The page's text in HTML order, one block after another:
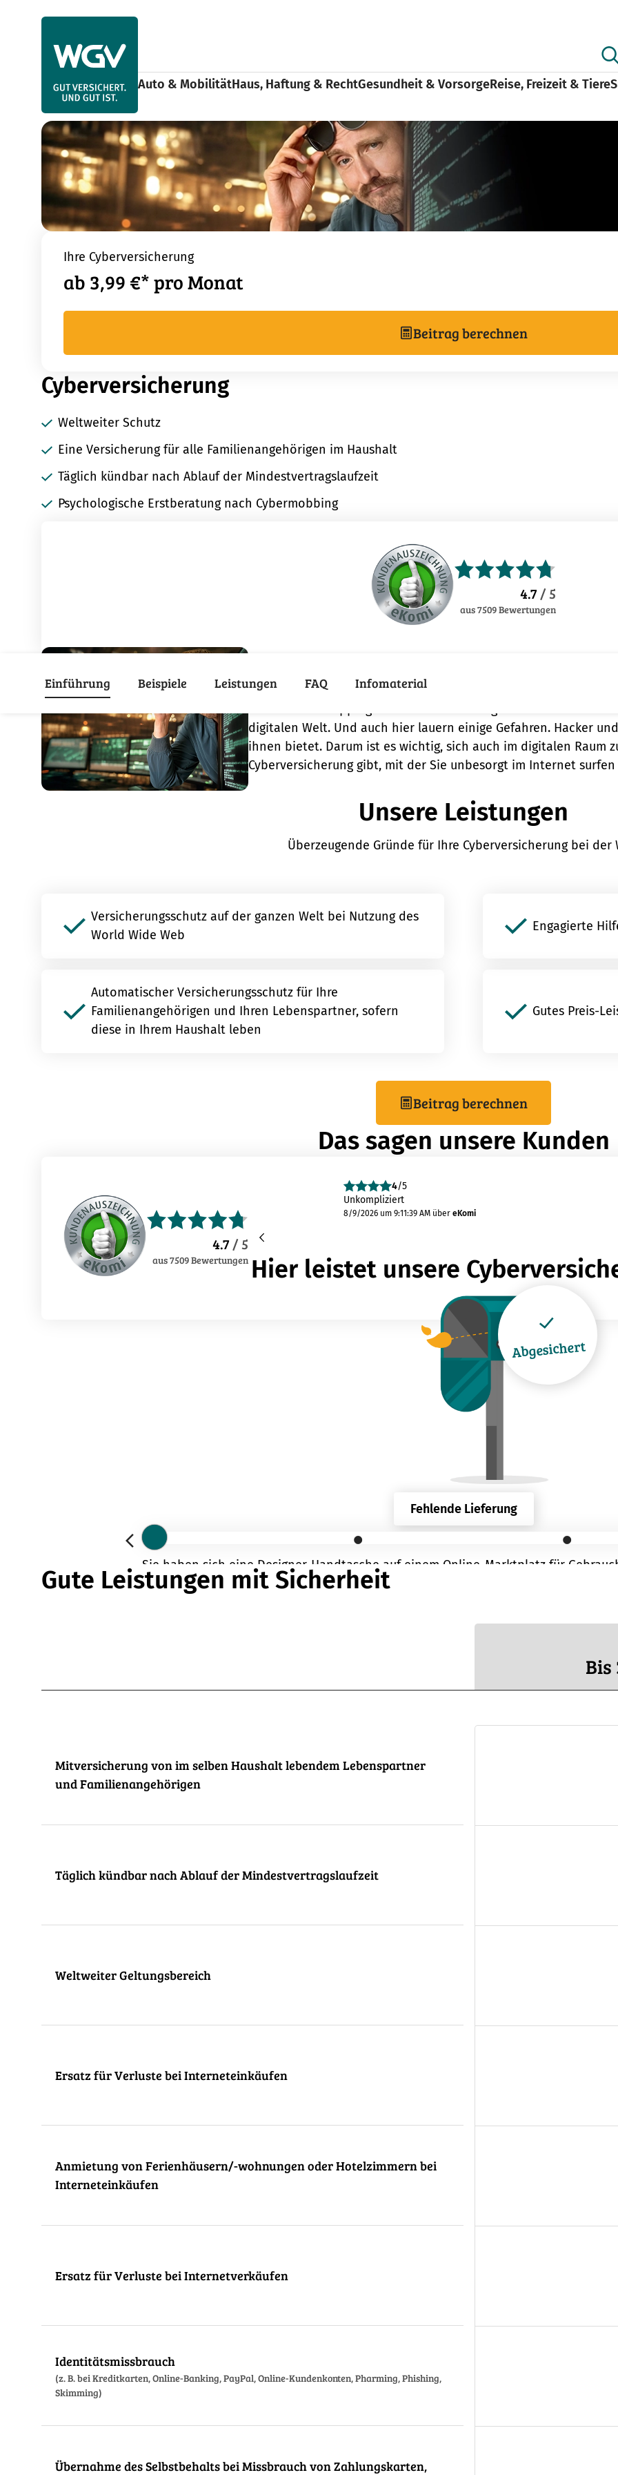
Auto & MobilitätHaus, Haftung & RechtGesundheit & VorsorgeReise, Freizeit & Tiere
Home
Reise, Freizeit & Tiere Cyberversicherung
Ihre Cyberversicherung
ab 3,99 €* pro Monat
Beitrag berechnen
Cyberversicherung
Weltweiter Schutz
Eine Versicherung für alle Familienangehörigen im Haushalt
Täglich kündbar nach Ablauf der Mindestvertragslaufzeit
Psychologische Erstberatung nach Cybermobbing
4.7 / 5
aus7509Bewertungen
Einführung Beispiele Leistungen FAQ Infomaterial
Warum eine Cyberversicherung
digitalen Welt. Und auch hier lauern einige Gefahren. Hacker
ihnen bietet. Darum ist es wichtig, sich auch im digitalen Raum
Cyberversicherung gibt, mit der Sie unbesorgt im Internet
Unsere Leistungen
Überzeugende Gründe für Ihre Cyberversicherung bei der
Versicherungsschutz auf der ganzen Welt bei Nutzung des
World Wide Web
Automatischer Versicherungsschutz für Ihre
Familienangehörigen und Ihren Lebenspartner, sofern
diese in Ihrem Haushalt leben
Engagierte
Gutes Preis-
Beitrag berechnen
Das sagen unsere Kunden
4.7 / 5
aus7509Bewertungen
4/5
Unkompliziert
8/9/2026 um 9:11:39 AMüber eKomi
Hier leistet unsere
Abgesichert
Fehlende Lieferung
Fehlende Lieferung
Sie haben sich eine Designer-Handtasche auf einem Online-Marktplatz für
direkt an den Verkäufer überwiesen. Doch auch nach einigen Wochen ist die
das verlorene Geld schnell ersetzt.
Gute Leistungen mit Sicherheit
Bis
Mitversicherung von im selben Haushalt lebendem Lebenspartner
und Familienangehörigen
Täglich kündbar nach Ablauf der Mindestvertragslaufzeit
Weltweiter Geltungsbereich
Ersatz für Verluste bei Interneteinkäufen
Anmietung von Ferienhäusern/-wohnungen oder Hotelzimmern bei
Interneteinkäufen
Ersatz für Verluste bei Internetverkäufen
Identitätsmissbrauch
(z. B. bei Kreditkarten, Online-Banking, PayPal, Online-Kundenkonten, Pharming, Phishing,
Skimming)
Übernahme des Selbstbehalts bei Missbrauch von Zahlungskarten,